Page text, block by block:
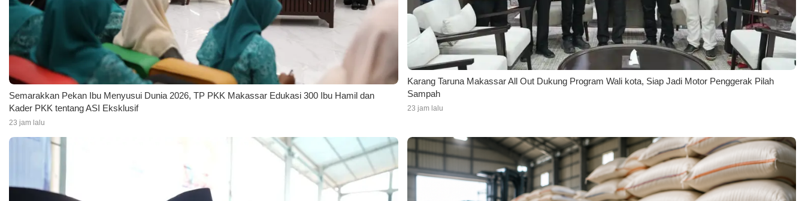
Semarakkan Pekan Ibu Menyusui Dunia 2026, TP PKK Makassar Edukasi 300 Ibu Hamil dan
Kader PKK tentang ASI Eksklusif
23 jam lalu
Karang Taruna Makassar All Out Dukung Program Wali kota, Siap Jadi Motor Penggerak Pilah
Sampah
23 jam lalu